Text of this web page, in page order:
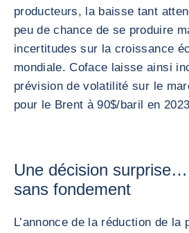
producteurs, la baisse tant
peu de chance de se produire
incertitudes sur la croissance
mondiale. Coface laisse ainsi
prévision de volatilité sur le
pour le Brent à 90$/baril en
Une décision
sans fondement
L’annonce de la réduction de la